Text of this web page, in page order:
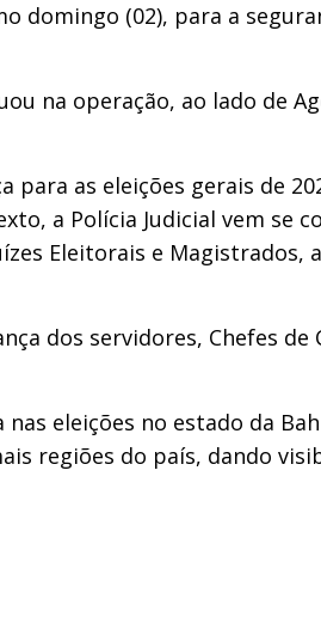
domingo (02), para a
na operação, ao lado de
para as eleições gerais de
a Polícia Judicial vem se
Eleitorais e Magistrados,
dos servidores, Chefes de
eleições no estado da
regiões do país, dando